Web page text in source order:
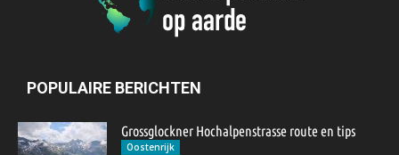
POPULAIRE BERICHTEN
Grossglockner Hochalpenstrasse route en tips
Oostenrijk